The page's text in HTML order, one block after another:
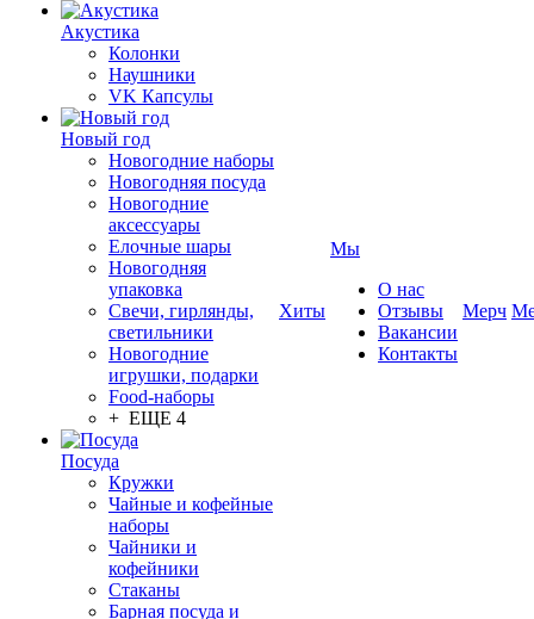
Акустика
Колонки
Наушники
VK Капсулы
Новый год
Новогодние наборы
Новогодняя посуда
Новогодние
аксессуары
Елочные шары
Новогодняя
упаковка
Свечи, гирлянды,
светильники
Новогодние
игрушки, подарки
Food-наборы
+ ЕЩЕ 4
Посуда
Кружки
Чайные и кофейные
наборы
Чайники и
кофейники
Стаканы
Барная посуда и
Хиты
Мы
О нас
Отзывы
Вакансии
Контакты
Мерч